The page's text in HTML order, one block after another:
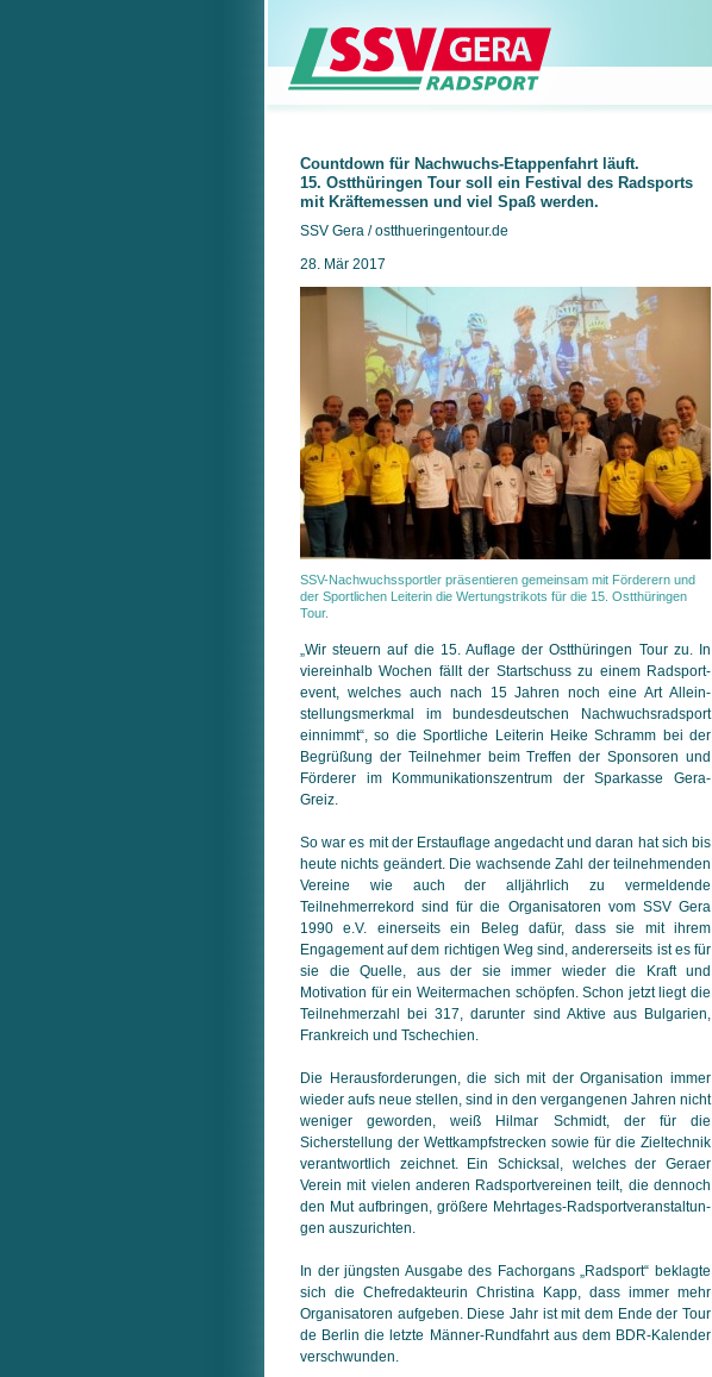
Countdown für Nachwuchs-Etappenfahrt läuft.
15. Ostthüringen Tour soll ein Festival des Radsports
mit Kräftemessen und viel Spaß werden.
SSV Gera / ostthueringentour.de
28. Mär 2017
SSV-Nachwuchssportler präsentieren gemeinsam mit Förderern und
der Sportlichen Leiterin die Wertungstrikots für die 15. Ostthüringen
Tour.
„Wir steuern auf die 15. Auflage der Ostthüringen Tour zu. In
viereinhalb Wochen fällt der Startschuss zu einem Rad­sport­
event, welches auch nach 15 Jahren noch eine Art Allein­
stellungs­merkmal im bundesdeutschen Nach­wuchs­rad­sport
einnimmt“, so die Sportliche Leiterin Heike Schramm bei der
Begrüßung der Teilnehmer beim Treffen der Sponsoren und
Förderer im Kommunikations­zentrum der Sparkasse Gera-
Greiz.
So war es mit der Erstauflage angedacht und daran hat sich bis
heute nichts geändert. Die wachsende Zahl der teil­neh­men­den
Vereine wie auch der alljährlich zu vermeldende
Teilnehmerrekord sind für die Organisatoren vom SSV Gera
1990 e.V. einerseits ein Beleg dafür, dass sie mit ihrem
Engagement auf dem richtigen Weg sind, andererseits ist es für
sie die Quelle, aus der sie immer wieder die Kraft und
Motivation für ein Weitermachen schöpfen. Schon jetzt liegt die
Teilnehmerzahl bei 317, darunter sind Aktive aus Bulgarien,
Frankreich und Tschechien.
Die Herausforderungen, die sich mit der Organisation immer
wieder aufs neue stellen, sind in den vergangenen Jahren nicht
weniger geworden, weiß Hilmar Schmidt, der für die
Sicherstellung der Wettkampfstrecken sowie für die Zieltechnik
verantwortlich zeichnet. Ein Schicksal, welches der Geraer
Verein mit vielen anderen Radsportvereinen teilt, die dennoch
den Mut aufbringen, größere Mehrtages-Rad­sport­ver­an­stal­tun­
gen auszurichten.
In der jüngsten Ausgabe des Fachorgans „Radsport“ beklagte
sich die Chefredakteurin Christina Kapp, dass immer mehr
Organisatoren aufgeben. Diese Jahr ist mit dem Ende der Tour
de Berlin die letzte Männer-Rundfahrt aus dem BDR-Kalender
ver­schwunden.